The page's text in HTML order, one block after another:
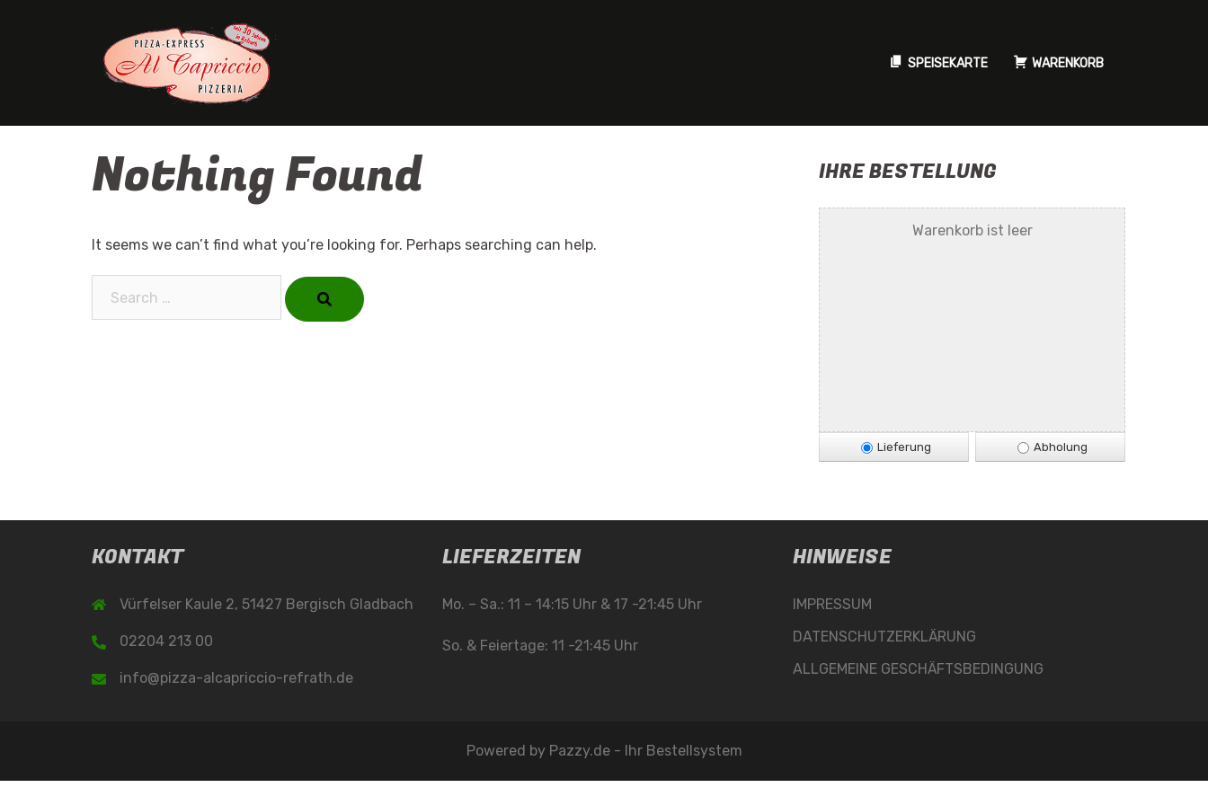
SPEISEKARTE WARENKORB
Nothing Found
It seems we can’t find what you’re looking for. Perhaps searching can help.
IHRE BESTELLUNG
Warenkorb ist leer
Lieferung Abholung
KONTAKT
Vürfelser Kaule 2, 51427 Bergisch Gladbach
02204 213 00
info@pizza-alcapriccio-refrath.de
LIEFERZEITEN
Mo. – Sa.: 11 – 14:15 Uhr & 17 -21:45 Uhr
So. & Feiertage: 11 -21:45 Uhr
HINWEISE
IMPRESSUM
DATENSCHUTZERKLÄRUNG
ALLGEMEINE GESCHÄFTSBEDINGUNG
Powered by Pazzy.de - Ihr Bestellsystem